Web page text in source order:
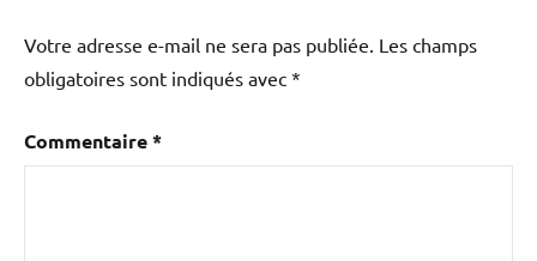
Votre adresse e-mail ne sera pas publiée. Les champs
obligatoires sont indiqués avec *
Commentaire*